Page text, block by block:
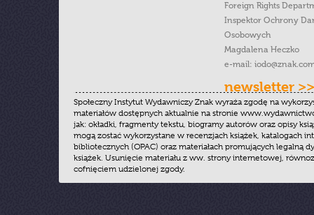
Foreign Rights
Inspektor Ochrony
Osobowych
Magdalena Heczko
e-mail:
newsletter >>
Społeczny Instytut Wydawniczy Znak wyraża zgodę na
materiałów dostępnych aktualnie na stronie
jak: okładki, fragmenty tekstu, biogramy autorów oraz opisy
mogą zostać wykorzystane w recenzjach książek, katalogach
bibliotecznych (OPAC) oraz materiałach promujących legalną
książek. Usunięcie materiału z ww. strony internetowej,
cofnięciem udzielonej zgody.